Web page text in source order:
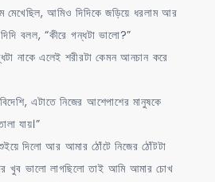
মেখেছিল, আমিও দিদিকে জড়িয়ে ধরলাম আর
বলল, “কীরে গন্ধটা ভালো?”
নাকে এলেই শরীরটা কেমন আনচান করে
এটাতে নিজের আশেপাশের মানুষকে
যায়।”
দিলো আর আমার ঠোঁটে নিজের ঠোঁটটা
খুব ভালো লাগছিলো তাই আমি আমার চোখ